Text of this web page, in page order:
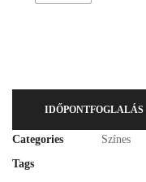
IDŐPONTFOGLALÁS
Categories
Színes
Tags